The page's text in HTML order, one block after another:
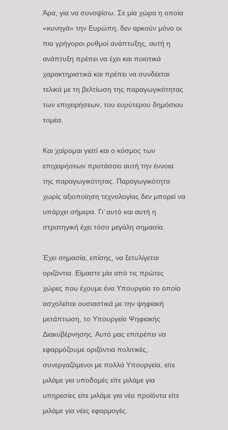
Άρα, για να συνοψίσω. Σε μία χώρα η οποία
«κυνηγά» την Ευρώπη, δεν αρκούν μόνο οι
πιο γρήγοροι ρυθμοί ανάπτυξης, αυτή η
ανάπτυξη πρέπει να έχει και ποιοτικά
χαρακτηριστικά και πρέπει να συνδέεται
τελικά με τη βελτίωση της παραγωγικότητας
των επιχειρήσεων, του ευρύτερου δημόσιου
τομέα.
Και χαίρομαι γιατί και ο κόσμος των
επιχειρήσεων προτάσσει αυτή την έννοια
της παραγωγικότητας. Παραγωγικότητα
χωρίς αξιοποίηση τεχνολογίας δεν μπορεί να
υπάρχει σήμερα. Γι’ αυτό και αυτή η
στρατηγική έχει τόσο μεγάλη σημασία.
Έχει σημασία, επίσης, να ξετυλίγεται
οριζόντια. Είμαστε μία από τις πρώτες
χώρες που έχουμε ένα Υπουργείο το οποίο
ασχολείται ουσιαστικά με την ψηφιακή
μετάπτωση, το Υπουργείο Ψηφιακής
Διακυβέρνησης. Αυτό μας επιτρέπει να
εφαρμόζουμε οριζόντια πολιτικές,
συνεργαζόμενοι με πολλά Υπουργεία, είτε
μιλάμε για υποδομές είτε μιλάμε για
υπηρεσίες είτε μιλάμε για νέα προϊόντα είτε
μιλάμε για νέες εφαρμογές.